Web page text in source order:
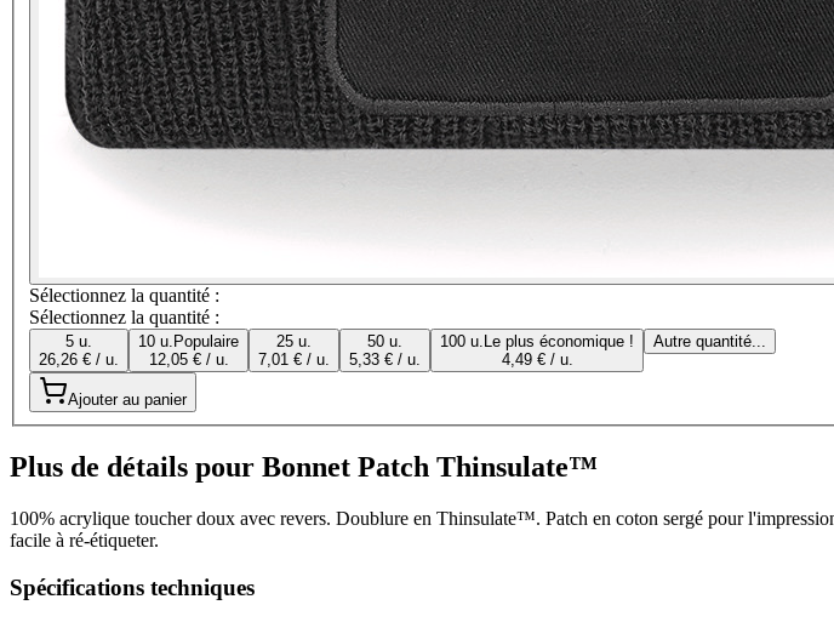
Sélectionnez la quantité :
Sélectionnez la quantité :
5 u.
26,26 € / u.
10 u. Populaire
12,05 € / u.
25 u.
7,01 € / u.
50 u.
5,33 € / u.
100 u. Le plus économique !
4,49 € / u.
Autre quantité...
Ajouter au panier
Plus de détails pour Bonnet Patch Thinsulate™
100% acrylique toucher doux avec revers. Doublure en Thinsulate™. Patch en coton sergé pour
facile à ré-étiqueter.
Spécifications techniques